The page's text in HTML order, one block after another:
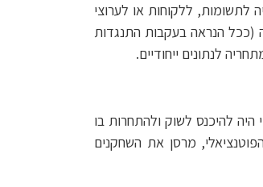
לתשומות, ללקוחות או לערוצי
הנראה בעקבות התנגדות
לנתונים ייחודיים.
היה להיכנס לשוק ולהתחרות בו
מרסן את השחקנים